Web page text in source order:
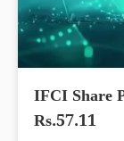
IFCI Share
Rs.57.11